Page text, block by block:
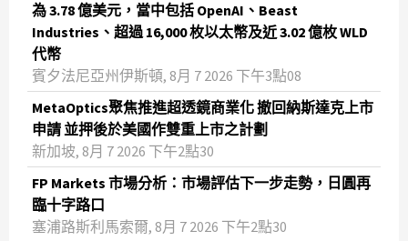
為 3.78 億美元，當中包括 OpenAI、Beast
Industries、超過 16,000 枚以太幣及近 3.02 億枚 WLD
代幣
賓夕法尼亞州伊斯頓, 8月 7 2026 下午3點08
MetaOptics聚焦推進超透鏡商業化 撤回納斯達克上市
申請 並押後於美國作雙重上市之計劃
新加坡, 8月 7 2026 下午2點30
FP Markets 市場分析：市場評估下一步走勢，日圓再
臨十字路口
塞浦路斯利馬索爾, 8月 7 2026 下午2點30